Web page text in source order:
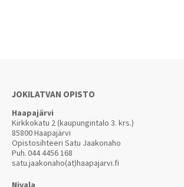
JOKILATVAN OPISTO
Haapajärvi
Kirkkokatu 2 (kaupungintalo 3. krs.)
85800 Haapajärvi
Opistosihteeri Satu Jaakonaho
Puh.044 4456 168
satu.jaakonaho(at)haapajarvi.fi
Nivala